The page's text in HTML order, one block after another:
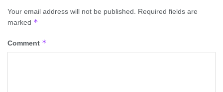
Your email address will not be published.
Required fields are
marked *
Comment *